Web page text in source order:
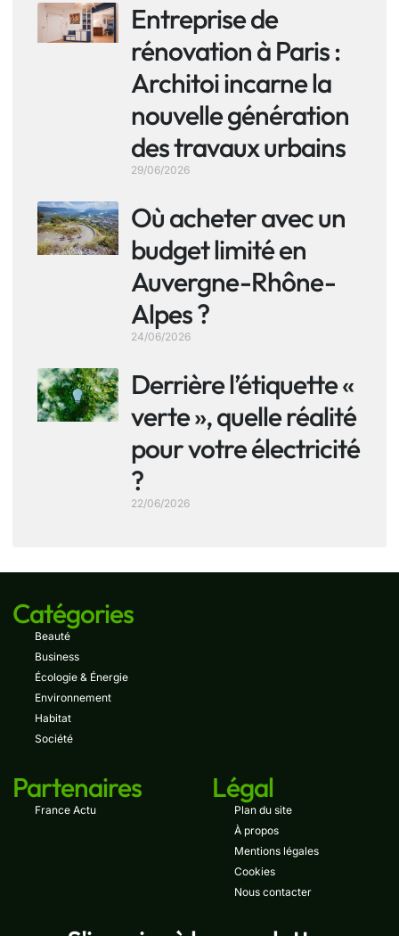
Entreprise de
rénovation à Paris :
Architoi incarne la
nouvelle génération
des travaux urbains
29/06/2026
Où acheter avec un
budget limité en
Auvergne-Rhône-
Alpes ?
24/06/2026
Derrière l’étiquette «
verte », quelle réalité
pour votre électricité
?
22/06/2026
Catégories
Beauté
Business
Écologie & Énergie
Environnement
Habitat
Société
Partenaires
France Actu
Légal
Plan du site
À propos
Mentions légales
Cookies
Nous contacter